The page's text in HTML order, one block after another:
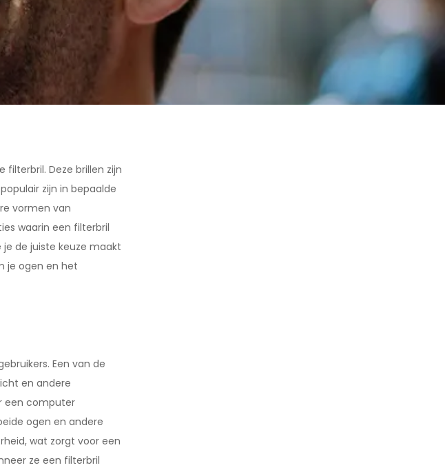
Deze brillen zijn
zijn in bepaalde
vormen van
waarin een filterbril
de juiste keuze maakt
je ogen en het
Een van de
en andere
een computer
ogen en andere
wat zorgt voor een
ze een filterbril